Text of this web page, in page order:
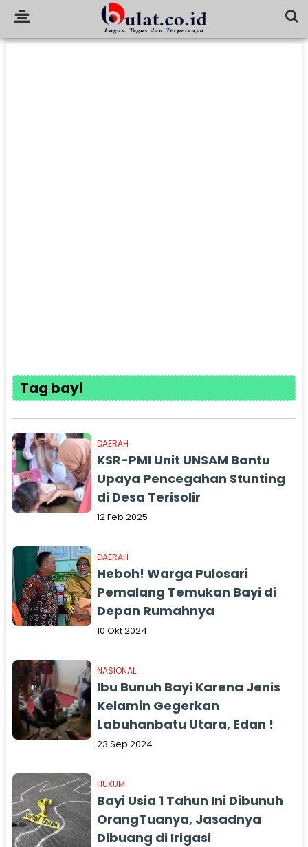
Tag bayi
DAERAH
KSR-PMI Unit UNSAM Bantu
Upaya Pencegahan Stunting
di Desa Terisolir
12 Feb 2025
DAERAH
Heboh! Warga Pulosari
Pemalang Temukan Bayi di
Depan Rumahnya
10 Okt 2024
NASIONAL
Ibu Bunuh Bayi Karena Jenis
Kelamin Gegerkan
Labuhanbatu Utara, Edan !
23 Sep 2024
HUKUM
Bayi Usia 1 Tahun Ini Dibunuh
OrangTuanya, Jasadnya
Dibuang di Irigasi